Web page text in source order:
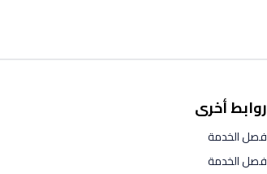
روابط أخرى
فصل الخدمة
فصل الخدمة